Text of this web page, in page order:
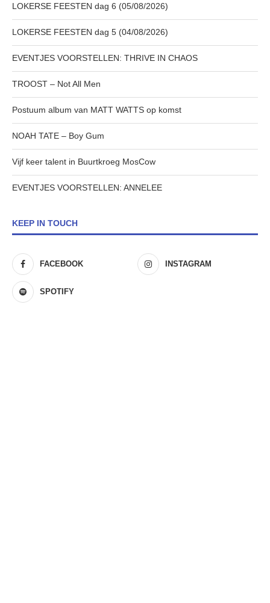
LOKERSE FEESTEN dag 6 (05/08/2026)
LOKERSE FEESTEN dag 5 (04/08/2026)
EVENTJES VOORSTELLEN: THRIVE IN CHAOS
TROOST – Not All Men
Postuum album van MATT WATTS op komst
NOAH TATE – Boy Gum
Vijf keer talent in Buurtkroeg MosCow
EVENTJES VOORSTELLEN: ANNELEE
KEEP IN TOUCH
FACEBOOK INSTAGRAM
SPOTIFY